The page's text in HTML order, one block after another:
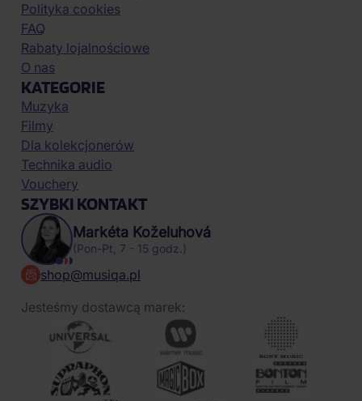
Polityka cookies
FAQ
Rabaty lojalnościowe
O nas
KATEGORIE
Muzyka
Filmy
Dla kolekcjonerów
Technika audio
Vouchery
SZYBKI KONTAKT
Markéta Koželuhová
(Pon-Pt, 7 - 15 godz.)
shop@musiqa.pl
Jesteśmy dostawcą marek: